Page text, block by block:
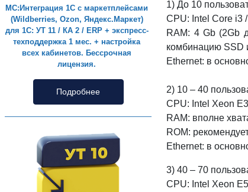
МС:Интеграция 1С с маркетплейсами
(Wildberries, Ozon, Яндекс.Маркет)
для 1С: УТ 11 / КА 2 / ERP + экспресс-
техподдержка 1 мес. + настройка
всех кабинетов. Бессрочная
лицензия.
Подробнее
1) До 10
CPU: Intel Core i3
RAM: 4 Gb (2Gb
комбинацию SSD
Ethernet: в
2) 10 – 40
CPU: Intel Xeon
RAM: вполне
ROM:
Ethernet: в
3) 40 – 70
CPU: Intel Xeon